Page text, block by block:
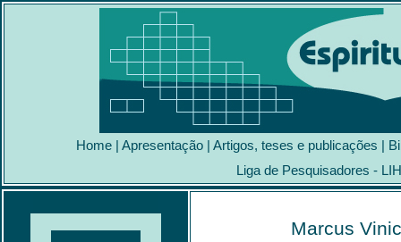
Home | Apresentação | Artigos, teses e publicações |
Liga de Pesquisadores -
Marcus